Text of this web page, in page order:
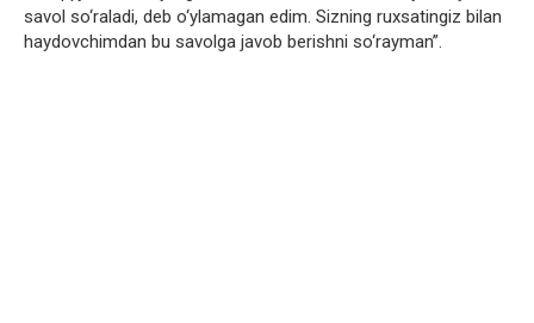
savol so‘raladi, deb o‘ylamagan edim. Sizning ruxsatingiz bilan
haydovchimdan bu savolga javob berishni so‘rayman”.